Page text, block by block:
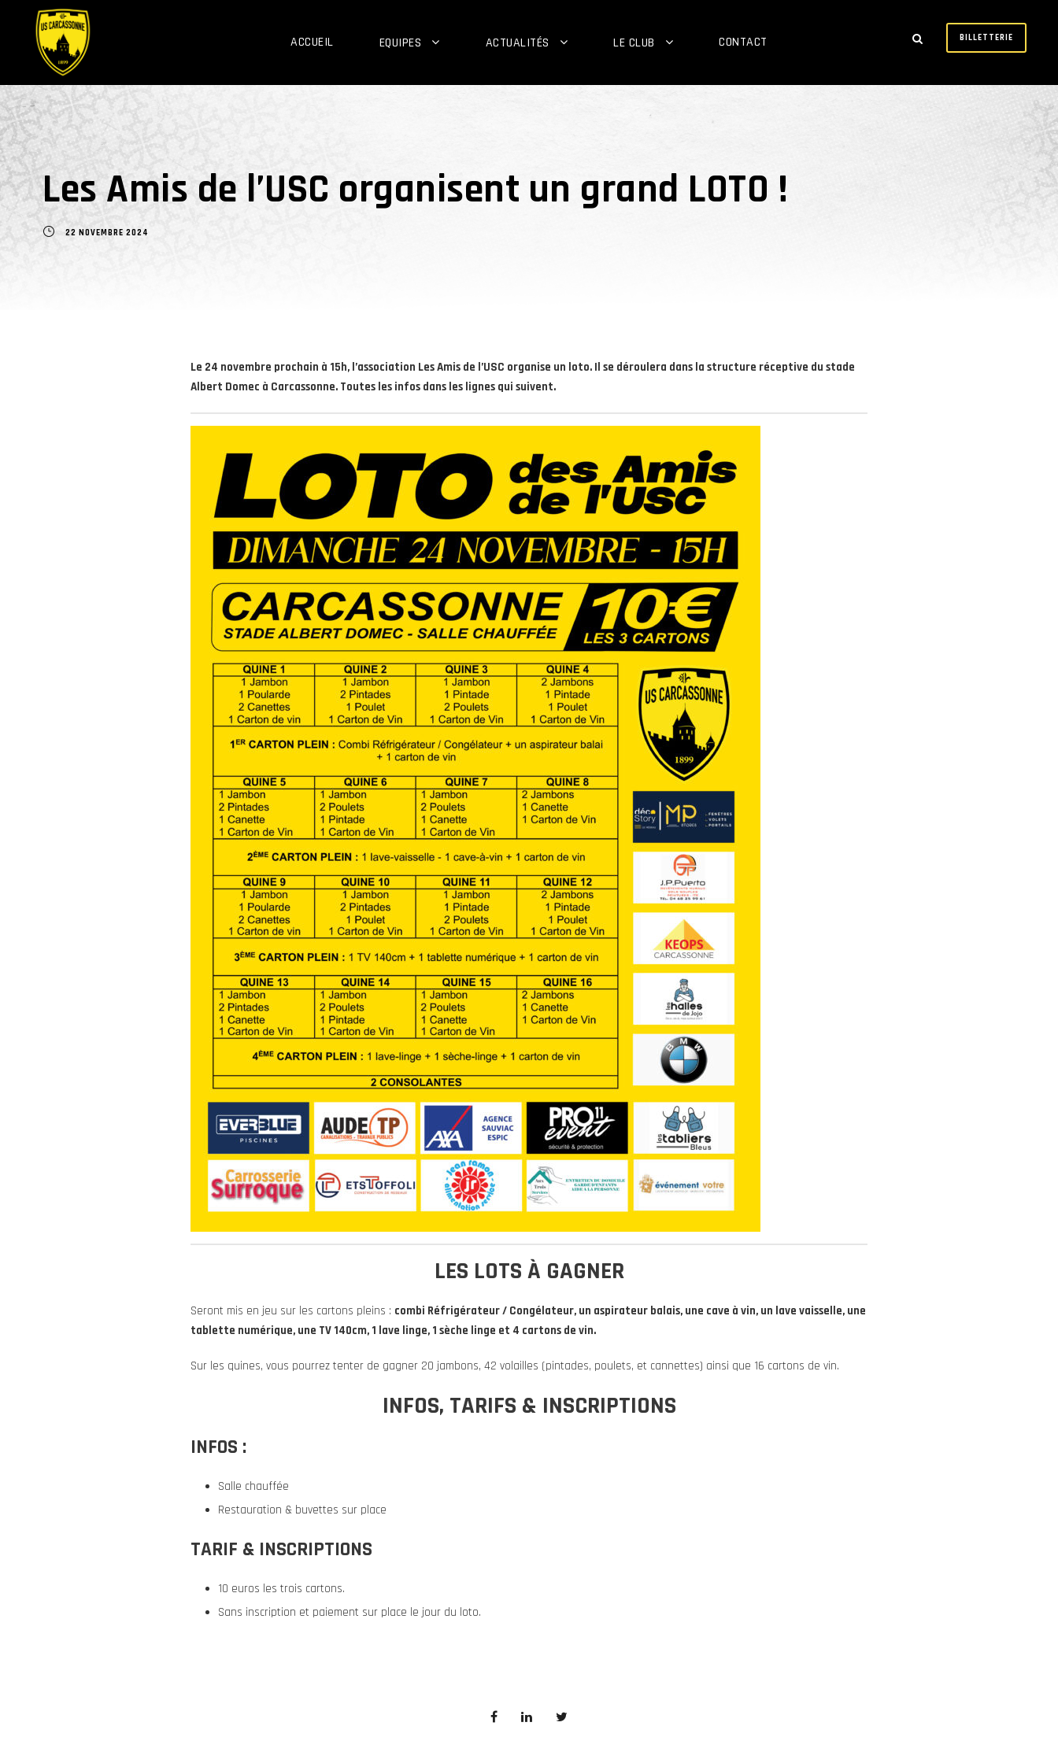
ACCUEIL EQUIPES ACTUALITÉS LE CLUB CONTACT BILLETTERIE
Les Amis de l’USC organisent un grand LOTO !
22 NOVEMBRE 2024
Le 24 novembre prochain à 15h, l’association Les Amis de l’USC organise un loto. Il se déroulera dans la structure réceptive du stade
Albert Domec à Carcassonne. Toutes les infos dans les lignes qui suivent.
LES LOTS À GAGNER
Seront mis en jeu sur les cartons pleins : combi Réfrigérateur / Congélateur, un aspirateur balais, une cave à vin, un lave vaisselle, une
tablette numérique, une TV 140cm, 1 lave linge, 1 sèche linge et 4 cartons de vin.
Sur les quines, vous pourrez tenter de gagner 20 jambons, 42 volailles (pintades, poulets, et cannettes) ainsi que 16 cartons de vin.
INFOS, TARIFS & INSCRIPTIONS
INFOS :
Salle chauffée
Restauration & buvettes sur place
TARIF & INSCRIPTIONS
10 euros les trois cartons.
Sans inscription et paiement sur place le jour du loto.